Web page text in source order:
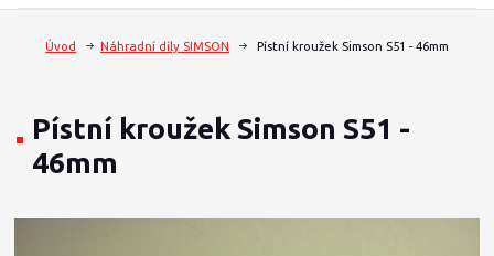
Úvod Náhradní díly SIMSON Pístní kroužek Simson S51 - 46mm
Pístní kroužek Simson S51 -
46mm